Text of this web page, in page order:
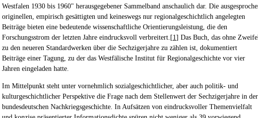
Westfalen 1930 bis 1960" herausgegebener Sammelband anschaulich dar. Die
originellen, empirisch gesättigten und keineswegs nur regionalgeschichtlich angelegten
Beiträge bieten eine bedeutende wissenschaftliche Orientierungsleistung, die den
Forschungsstrom der letzten Jahre eindrucksvoll verbreitert.[1] Das Buch, das ohne
zu den neueren Standardwerken über die Sechzigerjahre zu zählen ist, dokumentiert
Beiträge einer Tagung, zu der das Westfälische Institut für Regionalgeschichte vor vier
Jahren eingeladen hatte.
Im Mittelpunkt steht unter vornehmlich sozialgeschichtlicher, aber auch politik- und
kulturgeschichtlicher Perspektive die Frage nach dem Stellenwert der Sechzigerjahre in der
bundesdeutschen Nachkriegsgeschichte. In Aufsätzen von eindrucksvoller Themenvielfalt